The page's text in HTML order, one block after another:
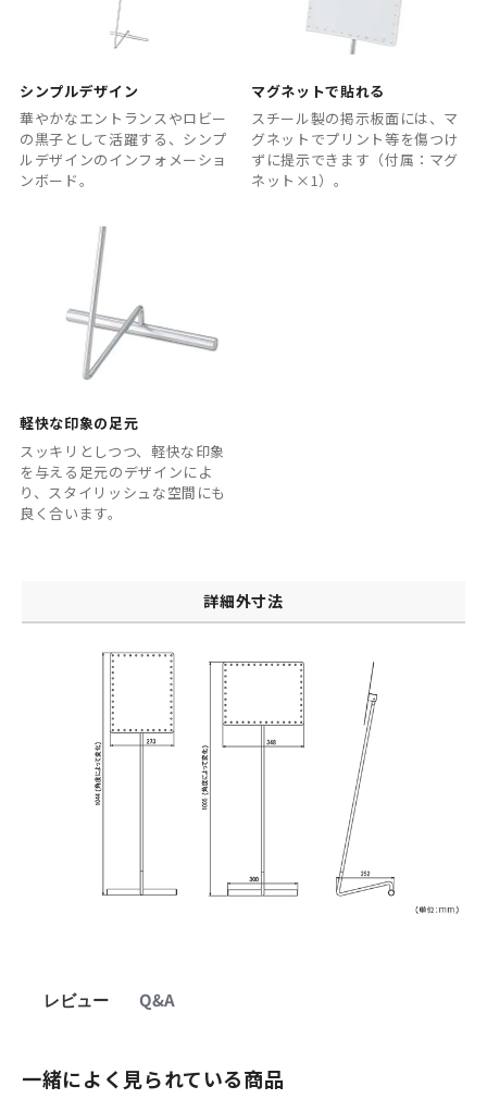
シンプルデザイン
華やかなエントランスやロビー
の黒子として活躍する、シンプ
ルデザインのインフォメーショ
ンボード。
マグネットで貼れる
スチール製の掲示板面には、マ
グネットでプリント等を傷つけ
ずに提示できます（付属：マグ
ネット×1）。
軽快な印象の足元
スッキリとしつつ、軽快な印象
を与える足元のデザインによ
り、スタイリッシュな空間にも
良く合います。
詳細外寸法
レビュー Q&A
一緒によく見られている商品